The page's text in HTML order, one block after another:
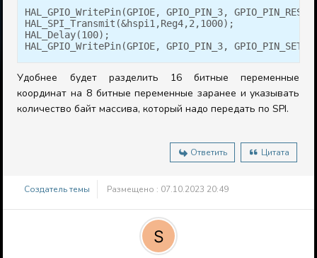
HAL_GPIO_WritePin(GPIOE, GPIO_PIN_3,
HAL_SPI_Transmit(&hspi1,Reg4,2,1000);
HAL_Delay(100);
HAL_GPIO_WritePin(GPIOE, GPIO_PIN_3, GPIO_PIN_SET);
Удобнее будет разделить 16 битные переменные
координат на 8 битные переменные заранее и указывать
количество байт массива, который надо передать по SPI.
Ответить Цитата
Создатель темы Размещено : 07.10.2023 20:49